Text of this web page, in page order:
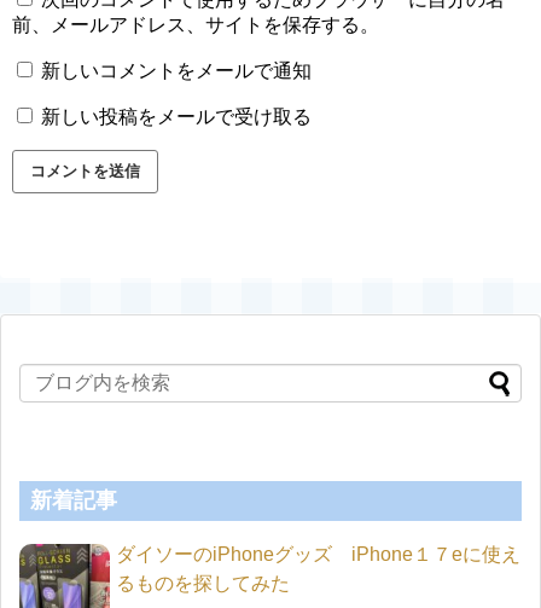
前、メールアドレス、サイトを保存する。
新しいコメントをメールで通知
新しい投稿をメールで受け取る
新着記事
ダイソーのiPhoneグッズ iPhone１７eに使え
るものを探してみた